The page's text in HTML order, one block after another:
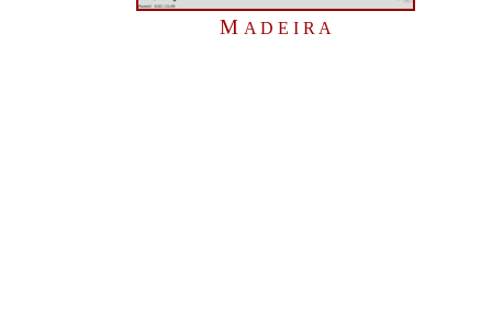
M A D E I R A